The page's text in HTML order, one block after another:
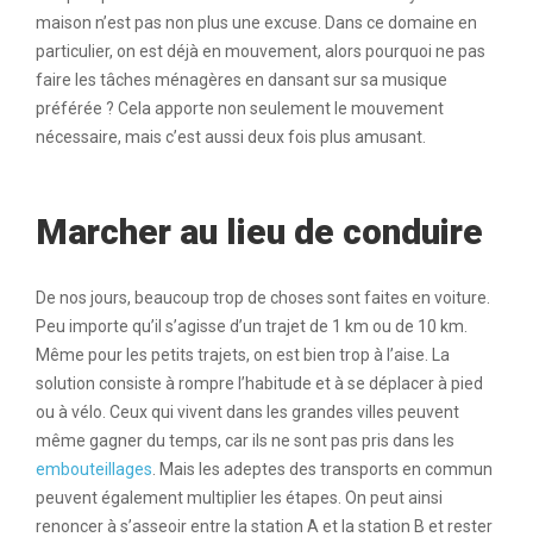
maison n’est pas non plus une excuse. Dans ce domaine en
particulier, on est déjà en mouvement, alors pourquoi ne pas
faire les tâches ménagères en dansant sur sa musique
préférée ? Cela apporte non seulement le mouvement
nécessaire, mais c’est aussi deux fois plus amusant.
Marcher au lieu de conduire
De nos jours, beaucoup trop de choses sont faites en voiture.
Peu importe qu’il s’agisse d’un trajet de 1 km ou de 10 km.
Même pour les petits trajets, on est bien trop à l’aise. La
solution consiste à rompre l’habitude et à se déplacer à pied
ou à vélo. Ceux qui vivent dans les grandes villes peuvent
même gagner du temps, car ils ne sont pas pris dans les
embouteillages . Mais les adeptes des transports en commun
peuvent également multiplier les étapes. On peut ainsi
renoncer à s’asseoir entre la station A et la station B et rester